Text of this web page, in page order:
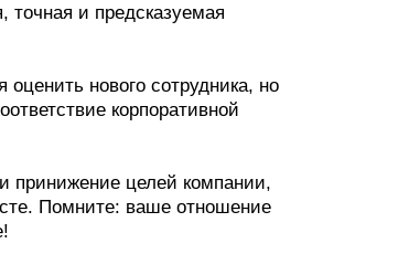
и предсказуемая
нового сотрудника, но
корпоративной
принижение целей компании,
Помните: ваше отношение